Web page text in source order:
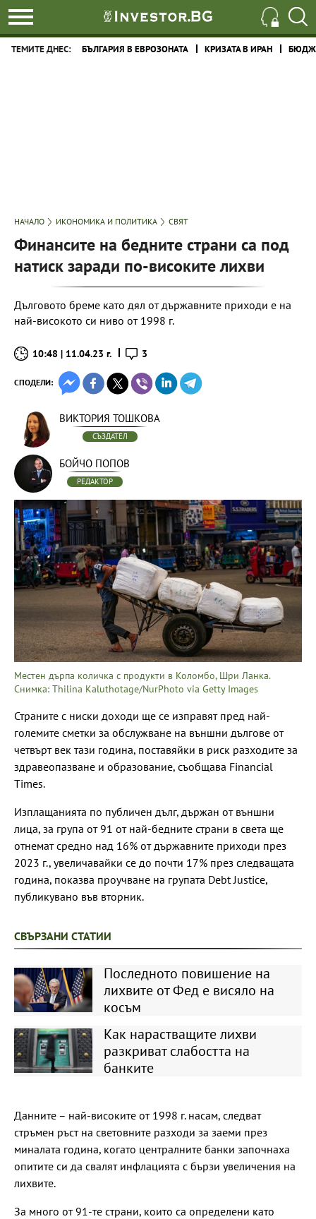
ТЕМИТЕ ДНЕС: БЪЛГАРИЯ В ЕВРОЗОНАТА КРИЗАТА В ИРАН
НАЧАЛО ИКОНОМИКА И ПОЛИТИКА СВЯТ
Финансите на бедните страни са под
натиск заради по-високите лихви
Дълговото бреме като дял от държавните приходи е на
най-високото си ниво от 1998 г.
10:48 | 11.04.23 г. 3
СПОДЕЛИ:
ВИКТОРИЯ ТОШКОВА
СЪЗДАТЕЛ
БОЙЧО ПОПОВ
РЕДАКТОР
Местен дърпа количка с продукти в Коломбо, Шри Ланка.
Снимка: Thilina Kaluthotage/NurPhoto via Getty Images
Страните с ниски доходи ще се изправят пред най-
големите сметки за обслужване на външни дългове от
четвърт век тази година, поставяйки в риск разходите за
здравеопазване и образование, съобщава Financial
Times.
Изплащанията по публичен дълг, държан от външни
лица, за група от 91 от най-бедните страни в света ще
отнемат средно над 16% от държавните приходи през
2023 г., увеличавайки се до почти 17% през следващата
година, показва проучване на групата Debt Justice,
публикувано във вторник.
СВЪРЗАНИ СТАТИИ
Последното повишение на
лихвите от Фед е висяло на
косъм
Как нарастващите лихви
разкриват слабостта на
банките
Данните – най-високите от 1998 г. насам, следват
стръмен ръст на световните разходи за заеми през
миналата година, когато централните банки започнаха
опитите си да свалят инфлацията с бързи увеличения на
лихвите.
За много от 91-те страни, които са определени като